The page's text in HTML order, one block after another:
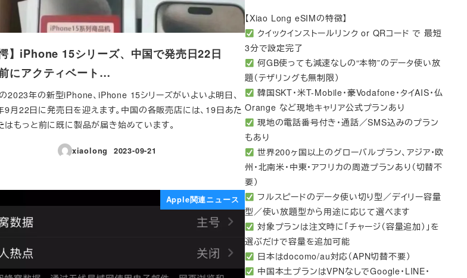
愕】iPhone 15シリーズ、中国で発売日22日
にアクティベート…
2023年の新型iPhone、iPhone 15シリーズがいよいよ明日、
9月22日に発売日を迎えます。中国の各販売店には、19日あた
はもっと前に既に製品が届き始めています。
xiaolong
投稿日
2023-09-21
Apple関連ニュース
【Xiao Long eSIMの特徴】
クイックインストールリンク or QRコード で 最短
3分で設定完了
何GB使っても減速なしの“本物”のデータ使い放
題（テザリングも無制限）
韓国SKT・米T-Mobile・豪Vodafone・タイAIS・仏
Orange など現地キャリア公式プランあり
現地の電話番号付き・通話／SMS込みのプラン
もあり
世界200ヶ国以上のグローバルプラン、アジア・欧
州・北南米・中東・アフリカの周遊プランあり（切替不
要）
フルスピードのデータ使い切り型／デイリー容量
型／使い放題型から用途に応じて選べます
対象プランは注文時に「チャージ（容量追加）」を
選ぶだけで容量を追加可能
日本はdocomo/au対応（APN切替不要）
中国本土プランはVPNなしでGoogle・LINE・